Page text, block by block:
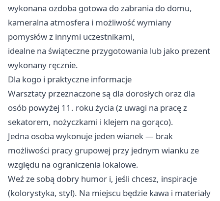
wykonana ozdoba gotowa do zabrania do domu,
kameralna atmosfera i możliwość wymiany
pomysłów z innymi uczestnikami,
idealne na świąteczne przygotowania lub jako prezent
wykonany ręcznie.
Dla kogo i praktyczne informacje
Warsztaty przeznaczone są dla dorosłych oraz dla
osób powyżej 11. roku życia (z uwagi na pracę z
sekatorem, nożyczkami i klejem na gorąco).
Jedna osoba wykonuje jeden wianek — brak
możliwości pracy grupowej przy jednym wianku ze
względu na ograniczenia lokalowe.
Weź ze sobą dobry humor i, jeśli chcesz, inspiracje
(kolorystyka, styl). Na miejscu będzie kawa i materiały